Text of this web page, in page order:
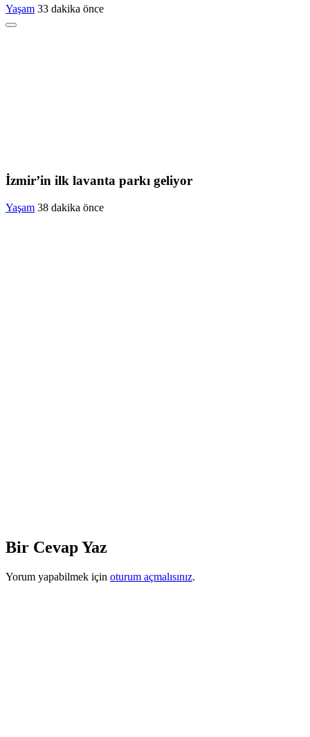
Yaşam 33 dakika önce
İzmir’in ilk lavanta parkı geliyor
Yaşam 38 dakika önce
Bir Cevap Yaz
Yorum yapabilmek için oturum açmalısınız.